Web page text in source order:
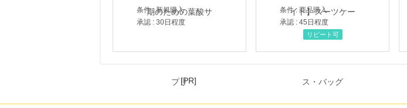
条件 : 新規購入
承認 : 30日程度
条件 : 商品購入
承認 : 45日程度
リピート可
[PR]